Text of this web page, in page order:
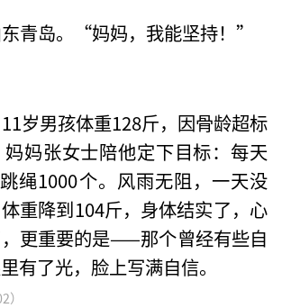
青岛。“妈妈，我能坚持！”
岁男孩体重128斤，因骨龄超标
妈张女士陪他定下目标：每天
绳1000个。风雨无阻，一天没
重降到104斤，身体结实了，心
更重要的是——那个曾经有些自
有了光，脸上写满自信。
）